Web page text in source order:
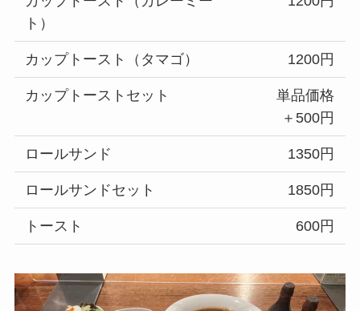
ト）
カップトースト（タマゴ） 1200円
カップトーストセット
単品価格
＋500円
ロールサンド 1350円
ロールサンドセット 1850円
トースト 600円